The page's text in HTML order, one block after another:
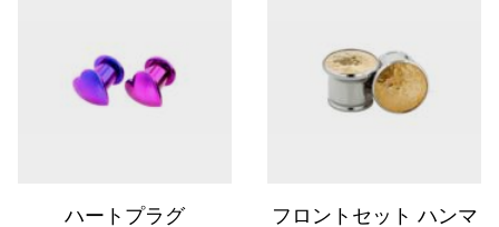
ハートプラグ
フロントセット ハンマ